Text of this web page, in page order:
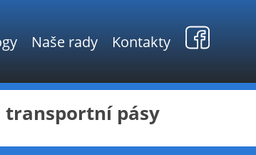
Naše rady Kontakty
transportní pásy